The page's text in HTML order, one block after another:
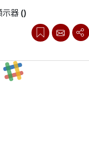
、無縫的觸控體驗。它
適合可讀性和可視性至
和極端溫度，符合MIL-
示器()